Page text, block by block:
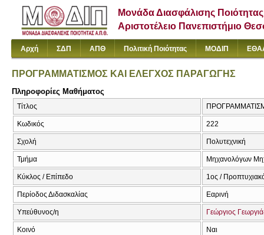
Μονάδα Διασφάλισης Ποιότητας
Αριστοτέλειο Πανεπιστήμιο
Αρχή ΣΔΠ ΑΠΘ Πολιτική Ποιότητας ΜΟΔΙΠ
ΠΡΟΓΡΑΜΜΑΤΙΣΜΟΣ ΚΑΙ ΕΛΕΓΧΟΣ ΠΑΡΑΓΩΓΗΣ
Πληροφορίες Μαθήματος
Τίτλος
Κωδικός 222
Σχολή Πολυτεχνική
Τμήμα Μηχανολόγων
Κύκλος / Επίπεδο 1ος /
Περίοδος Διδασκαλίας Εαρινή
Υπεύθυνος/η Γεώργιος
Κοινό Ναι